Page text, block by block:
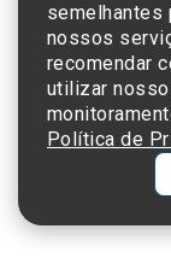
©2025 Einstein
CNPJ: 60.765.823/
semelhantes
nossos
recomendar
utilizar
Política de